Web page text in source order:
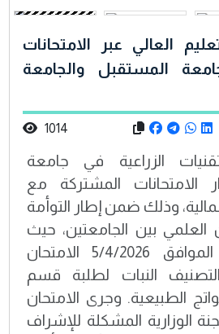
العالي عبر الامتحانات
المستقبل والجامعة
1014
الزراعية في جامعة
الامتحانات المشتركة مع
وذلك ضمن إطار التوأمة
العلمي بين الجامعتين، حيث
أُجري يوم الأحد الموافق 5/4/2026 الامتحان
النبات لطلبة قسم
الطبيعية. وجرى الامتحان
الوزارية المشكلة للإشراف